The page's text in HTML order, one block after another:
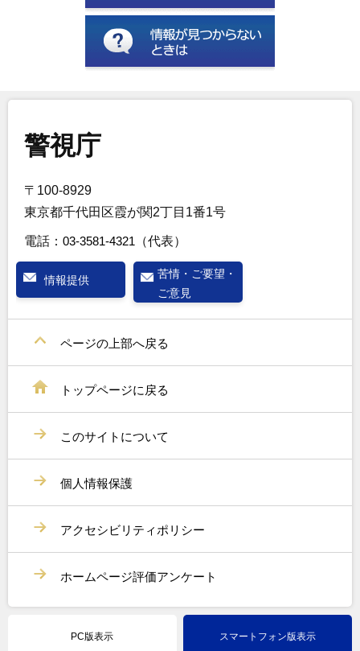
警視庁
〒100-8929
東京都千代田区霞が関2丁目1番1号
電話： 03-3581-4321 （代表）
情報提供
苦情・ご要望・
ご意見
ページの上部へ戻る
トップページに戻る
このサイトについて
個人情報保護
アクセシビリティポリシー
ホームページ評価アンケート
PC版表示 スマートフォン版表示